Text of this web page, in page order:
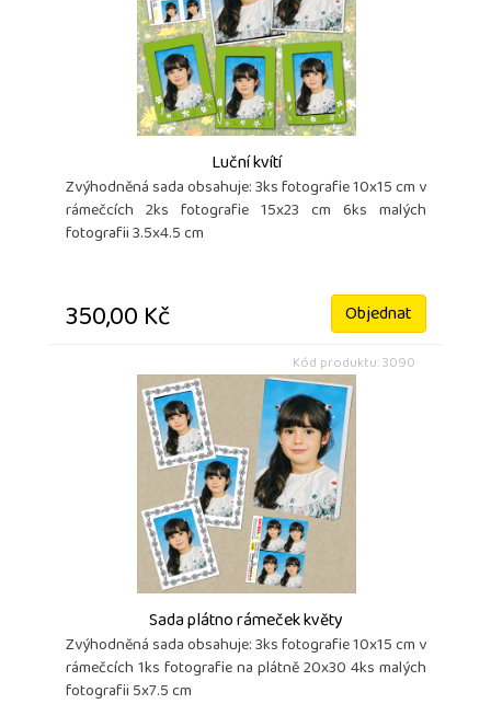
Luční kvítí
Zvýhodněná sada obsahuje: 3ks fotografie 10x15 cm v
rámečcích 2ks fotografie 15x23 cm 6ks malých
fotografii 3.5x4.5 cm
350,00 Kč Objednat
Kód produktu: 3090
Sada plátno rámeček květy
Zvýhodněná sada obsahuje: 3ks fotografie 10x15 cm v
rámečcích 1ks fotografie na plátně 20x30 4ks malých
fotografii 5x7.5 cm